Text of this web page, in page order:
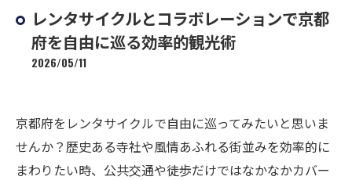
レンタサイクルとコラボレーションで京都
府を自由に巡る効率的観光術
2026/05/11
京都府をレンタサイクルで自由に巡ってみたいと思いま
せんか？歴史ある寺社や風情あふれる街並みを効率的に
まわりたい時、公共交通や徒歩だけではなかなかカバー